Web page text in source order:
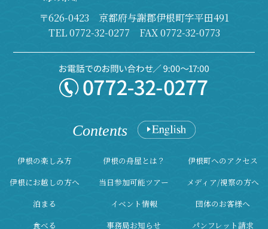
〒626-0423 京都府与謝郡伊根町字平田491
TEL0772-32-0277 FAX 0772-32-0773
Contents
伊根の楽しみ方
伊根にお越しの方へ
泊まる
食べる
伊根の舟屋とは？
当日参加可能ツアー
イベント情報
事務局お知らせ
伊根町へのアクセス
メディア/視察の方へ
団体のお客様へ
パンフレット請求